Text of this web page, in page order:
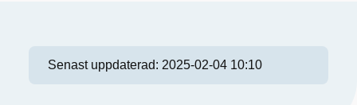
Senast uppdaterad: 2025-02-04 10:10